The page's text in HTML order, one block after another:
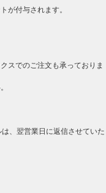
が付与されます。
スでのご注文も承っておりま
、翌営業日に返信させていた